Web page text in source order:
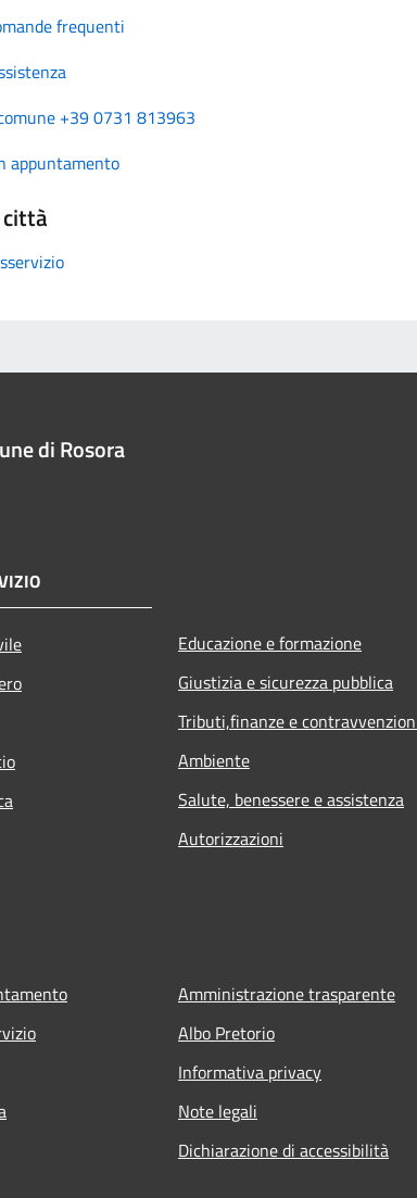
frequenti
+39 0731 813963
appuntamento
di Rosora
Educazione e formazione
Giustizia e sicurezza pubblica
Tributi,finanze e
Ambiente
Salute, benessere e assistenza
Autorizzazioni
Amministrazione trasparente
Albo Pretorio
Informativa privacy
Note legali
Dichiarazione di accessibilità